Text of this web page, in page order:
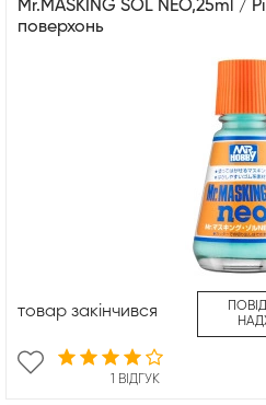
Mr.MASKING SOL NEO,25ml /
поверхонь
1 ВІДГУК
товар закінчився